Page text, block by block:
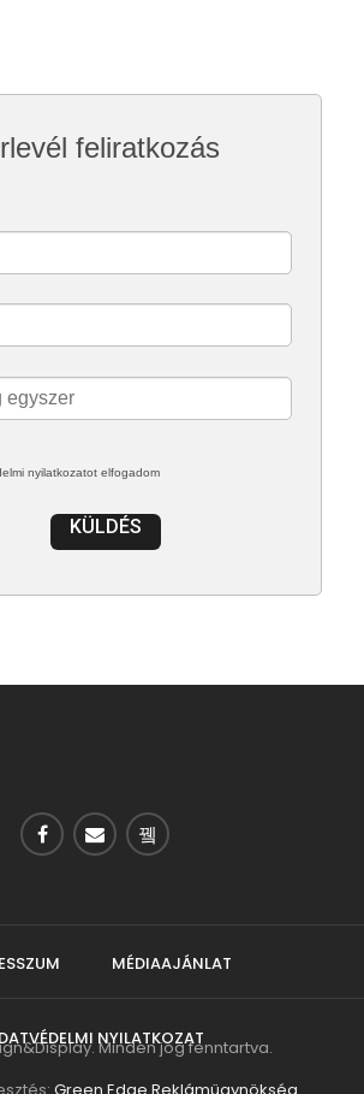
feliratkozás
nyilatkozatot elfogadom
KÜLDÉS
MÉDIAAJÁNLAT
NYILATKOZAT
Minden jog fenntartva.
Green Edge Reklámügynökség